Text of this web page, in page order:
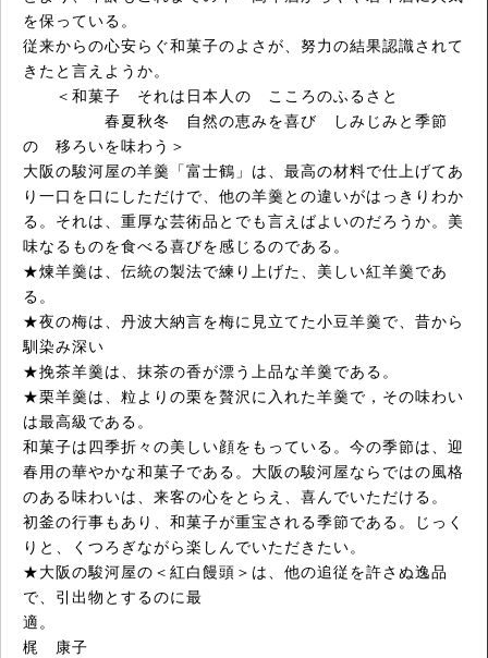
を保っている。
従来からの心安らぐ和菓子のよさが、努力の結果認識されて
きたと言えようか。
＜和菓子 それは日本人の こころのふるさと
春夏秋冬 自然の恵みを喜び しみじみと季節
の 移ろいを味わう＞
大阪の駿河屋の羊羹「富士鶴」は、最高の材料で仕上げてあ
り一口を口にしただけで、他の羊羹との違いがはっきりわか
る。それは、重厚な芸術品とでも言えばよいのだろうか。美
味なるものを食べる喜びを感じるのである。
★煉羊羹は、伝統の製法で練り上げた、美しい紅羊羹であ
る。
★夜の梅は、丹波大納言を梅に見立てた小豆羊羹で、昔から
馴染み深い
★挽茶羊羹は、抹茶の香が漂う上品な羊羹である。
★栗羊羹は、粒よりの栗を贅沢に入れた羊羹で，その味わい
は最高級である。
和菓子は四季折々の美しい顔をもっている。今の季節は、迎
春用の華やかな和菓子である。大阪の駿河屋ならではの風格
のある味わいは、来客の心をとらえ、喜んでいただける。
初釜の行事もあり、和菓子が重宝される季節である。じっく
りと、くつろぎながら楽しんでいただきたい。
★大阪の駿河屋の＜紅白饅頭＞は、他の追従を許さぬ逸品
で、引出物とするのに最
適
梶 康子